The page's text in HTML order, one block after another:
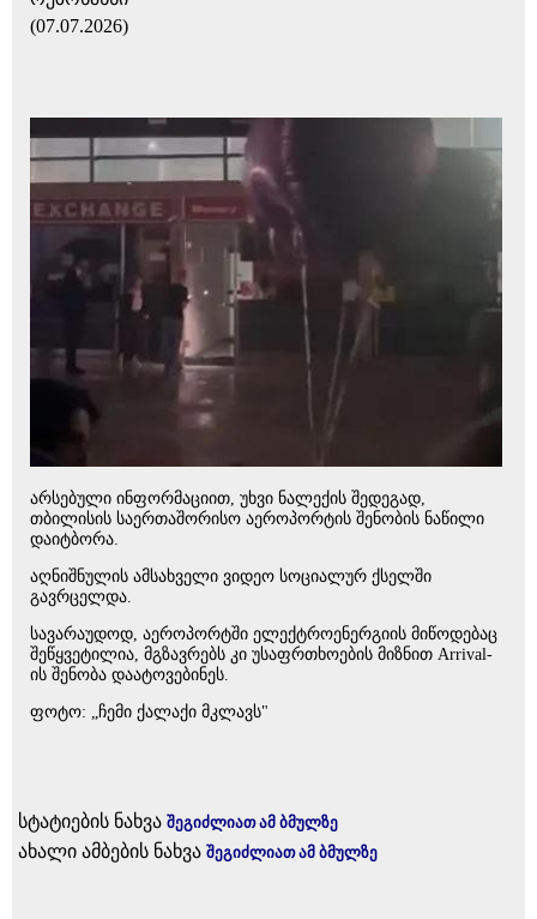
(07.07.2026)
არსებული ინფორმაციით, უხვი ნალექის შედეგად,
თბილისის საერთაშორისო აეროპორტის შენობის ნაწილი
დაიტბორა.
აღნიშნულის ამსახველი ვიდეო სოციალურ ქსელში
გავრცელდა.
სავარაუდოდ, აეროპორტში ელექტროენერგიის მიწოდებაც
შეწყვეტილია, მგზავრებს კი უსაფრთხოების მიზნით Arrival-
ის შენობა დაატოვებინეს.
ფოტო: „ჩემი ქალაქი მკლავს"
სტატიების ნახვა შეგიძლიათ ამ ბმულზე
ახალი ამბების ნახვა შეგიძლიათ ამ ბმულზე